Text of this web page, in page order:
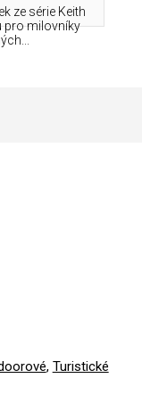
ze série Keith
pro milovníky
, Turistické